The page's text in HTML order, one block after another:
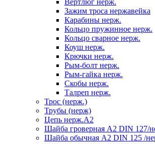
Вертлюг нерж.
Зажим троса нержавейка
Карабины нерж.
Кольцо пружинное нерж.
Кольцо сварное нерж.
Коуш нерж.
Крючки нерж.
Рым-болт нерж.
Рым-гайка нерж.
Скобы нерж.
Талреп нерж.
Трос (нерж.)
Трубы (нерж)
Цепь нерж.А2
Шайба гроверная А2 DIN 127/
Шайба обычная А2 DIN 125 /